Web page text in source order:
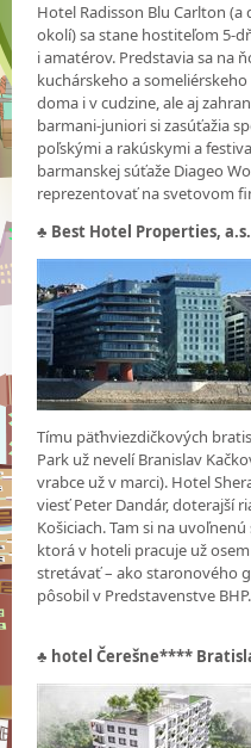
Hotel Radisson Blu Carlton (a
okolí) sa stane hostiteľom 5-
i amatérov. Predstavia sa na
kuchárskeho a
doma i v cudzine, ale aj
barmani-juniori si zasúťažia
poľskými a rakúskymi a
barmanskej súťaže Diageo
reprezentovať na svetovom
♣ Best Hotel Properties, a.s.
Tímu päťhviezdičkových
Park už nevelí Branislav
vrabce už v marci). Hotel
viesť Peter Dandár, doterajší
Košiciach. Tam si na
ktorá v hoteli pracuje už
stretávať – ako staronového
pôsobil v Predstavenstve BHP.
♣ hotel Čerešne****